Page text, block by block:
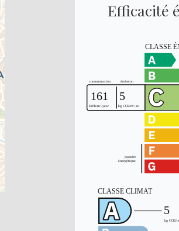
Efficacité